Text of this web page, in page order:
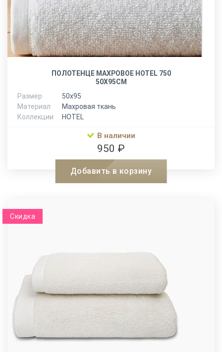
ПОЛОТЕНЦЕ МАХРОВОЕ HOTEL 750
50Х95СМ
Размер
50х95
Материал
Махровая ткань
Коллекции
HOTEL
В наличии
950 ₽
Добавить в корзину
Скидка